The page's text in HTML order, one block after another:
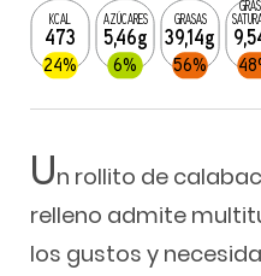
KCAL
473
24%
AZÚCARES
5,46g
6%
GRASAS
39,14g
56%
Un rollito de
relleno admite
los gustos y